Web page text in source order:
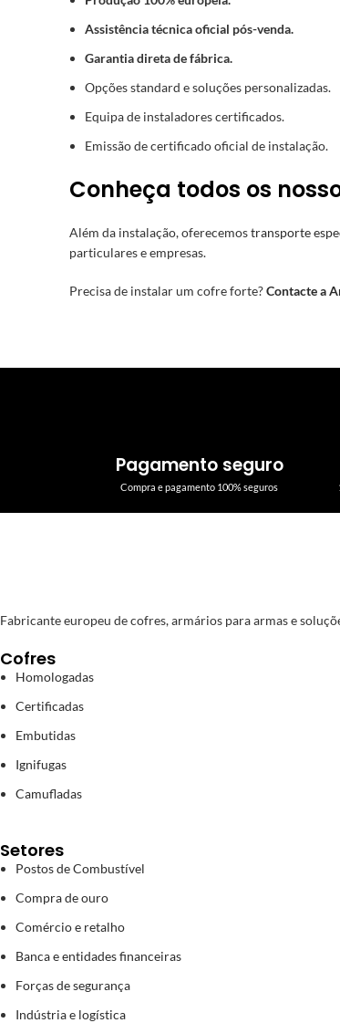
Assistência técnica oficial pós-venda.
Garantia direta de fábrica.
Opções standard e soluções personalizadas.
Equipa de instaladores certificados.
Emissão de certificado oficial de instalação.
Conheça todos os
Além da instalação, oferecemostransporte
particulares e empresas.
Precisa de instalar um cofre forte?Contacte a
Pagamento seguro
Compra e pagamento 100% seguros
Fabricante europeu de cofres, armários para armas e
Cofres
Homologadas
Certificadas
Embutidas
Ignifugas
Camufladas
Setores
Postos de Combustível
Compra de ouro
Comércio e retalho
Banca e entidades financeiras
Forças de segurança
Indústria e logística